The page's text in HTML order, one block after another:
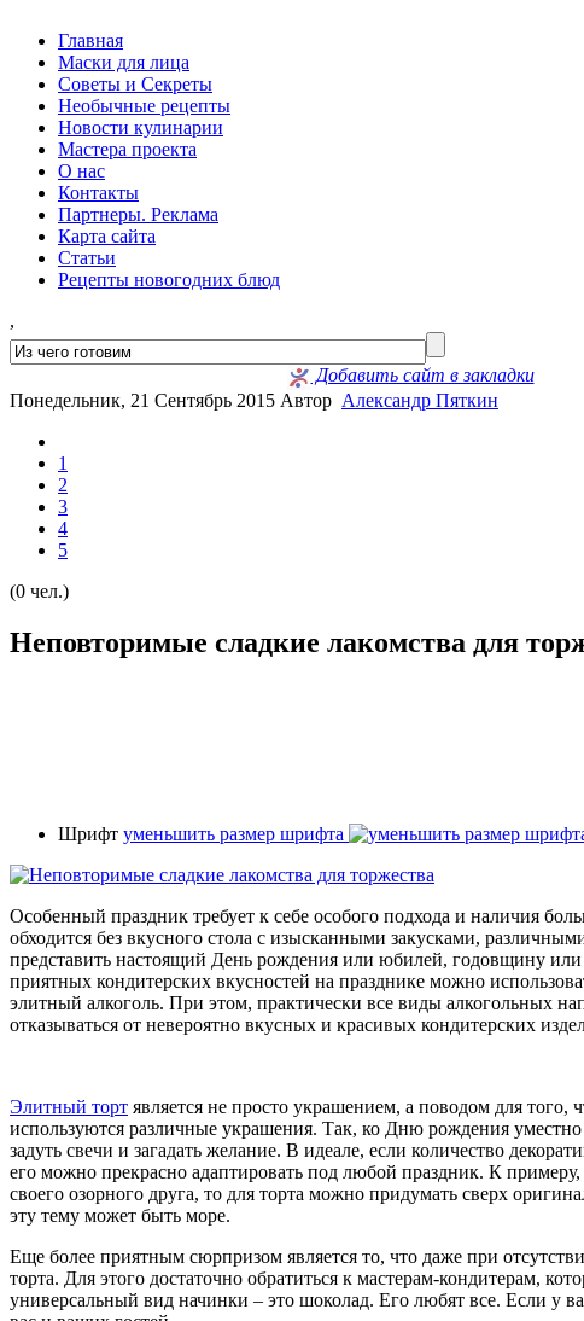
Главная
Маски для лица
Советы и Секреты
Необычные рецепты
Новости кулинарии
Мастера проекта
О нас
Контакты
Партнеры. Реклама
Карта сайта
Статьи
Рецепты новогодних блюд
,
Добавить сайт в закладки
Понедельник, 21 Сентябрь 2015 Автор Александр Пяткин
1
2
3
4
5
(0 чел.)
Неповторимые сладкие лакомства для
Шрифт уменьшить размер шрифта
Особенный праздник требует к себе особого подхода и наличия
обходится без вкусного стола с изысканными закусками,
представить настоящий День рождения или юбилей, годовщину
приятных кондитерских вкусностей на празднике можно
элитный алкоголь. При этом, практически все виды алкогольных
отказываться от невероятно вкусных и красивых кондитерских
Элитный торт является не просто украшением, а поводом для
используются различные украшения. Так, ко Дню рождения
задуть свечи и загадать желание. В идеале, если количество
его можно прекрасно адаптировать под любой праздник. К
своего озорного друга, то для торта можно придумать сверх
эту тему может быть море.
Еще более приятным сюрпризом является то, что даже при
торта. Для этого достаточно обратиться к мастерам-кондитерам,
универсальный вид начинки – это шоколад. Его любят все. Если у